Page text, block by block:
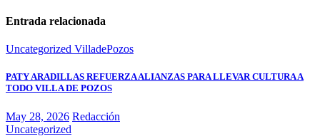
Entrada relacionada
Uncategorized VilladePozos
PATY ARADILLAS REFUERZA ALIANZAS PARA LLEVAR CULTURA A
TODO VILLA DE POZOS
May 28, 2026 Redacción
Uncategorized